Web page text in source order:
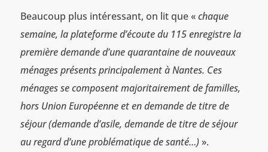
Beaucoup plus intéressant, on lit que «chaque
semaine, la plateforme d’écoute du 115 enregistre la
première demande d’une quarantaine de nouveaux
ménages présents principalement à Nantes. Ces
ménages se composent majoritairement de familles,
hors Union Européenne et en demande de titre de
séjour (demande d’asile, demande de titre de séjour
au regard d’une problématique de santé…)».